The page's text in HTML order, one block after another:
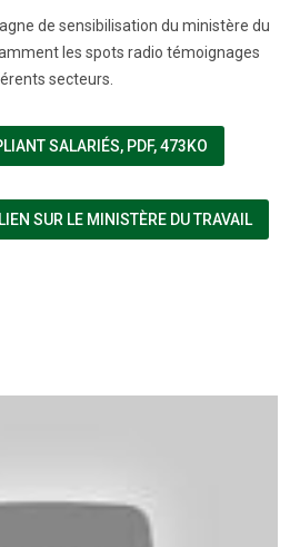
de sensibilisation du ministère du
les spots radio témoignages
secteurs.
SALARIÉS (NOUVELLE FENÊTRE)
, PDF, 473KO
SUR LE MINISTÈRE DU TRAVAIL